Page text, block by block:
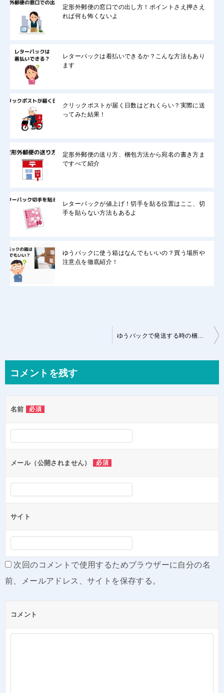
定形外郵便の窓口での出し方！ポイントさえ押さえ
れば何も怖くないよ
レターパックは着払いできるか？こんな方法もあり
ます
クリックポストが届く日数はどれくらい？実際に送
ってみた結果！
定形外郵便の送り方、梱包方法から宛名の書き方ま
ですべて紹介
レターパックが値上げ！切手を貼る位置はここ、切
手を貼らない方法もあるよ
ゆうパックに使う箱はなんでもいいの？買う場所や
注意点を徹底紹介！
ビ
ー
シ
ョ
ン
コメントを残す
名前 必須
メール（公開されません） 必須
サイト
次回のコメントで使用するためブラウザーに自分の名
前、メールアドレス、サイトを保存する。
コメント